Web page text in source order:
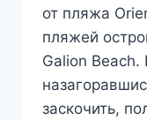
от пляжа
пляжей
Galion
заскочить,